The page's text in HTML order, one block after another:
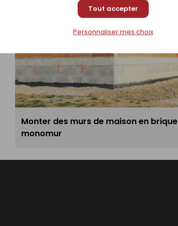
Tout accepter
Personnaliser mes choix
Monter des murs de maison en brique
monomur